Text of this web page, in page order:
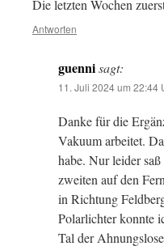
Die letzten Wochen
Antworten
guennisagt:
11. Juli 2024 um 22:44
Danke für die
Vakuum arbeitet.
habe. Nur leider
zweiten auf den
in Richtung
Polarlichter konnte
Tal der